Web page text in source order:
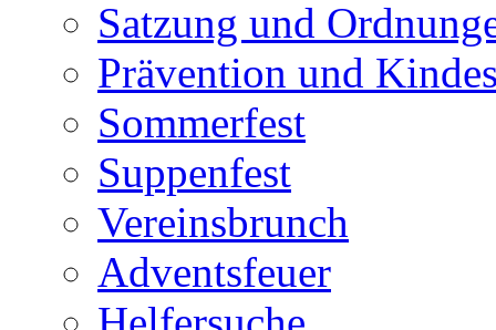
Satzung und
Prävention und
Sommerfest
Suppenfest
Vereinsbrunch
Adventsfeuer